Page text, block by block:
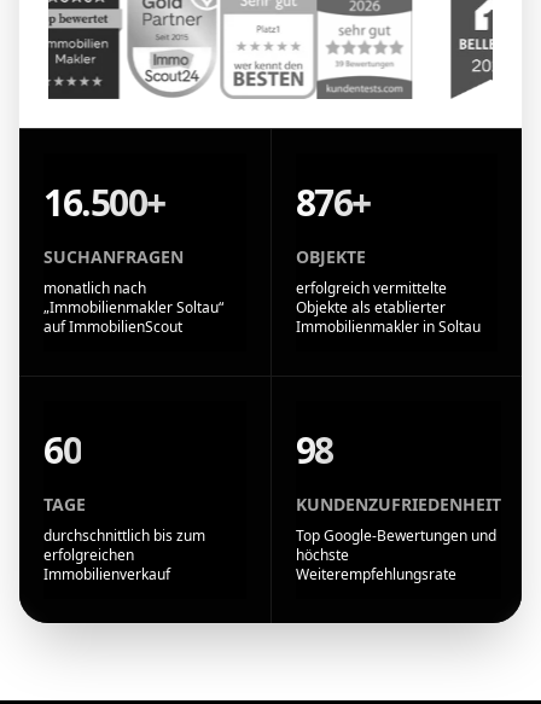
16.500+
SUCHANFRAGEN
monatlich nach
„Immobilienmakler Soltau“
auf ImmobilienScout
876+
OBJEKTE
erfolgreich vermittelte
Objekte als etablierter
Immobilienmakler in Soltau
60
TAGE
durchschnittlich bis zum
erfolgreichen
Immobilienverkauf
98
KUNDENZUFRIEDENHEIT
Top Google-Bewertungen und
höchste
Weiterempfehlungsrate